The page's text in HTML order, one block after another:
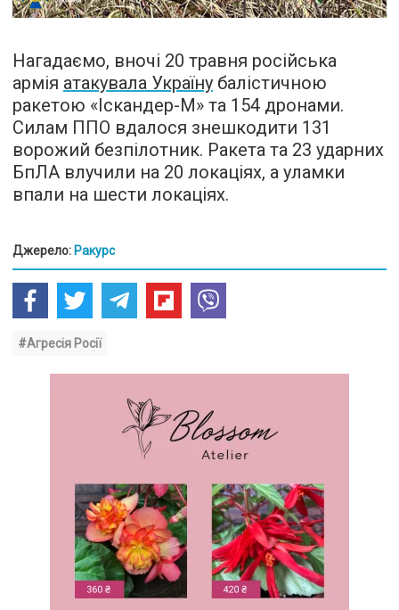
Нагадаємо, вночі 20 травня російська
армія атакувала Україну балістичною
ракетою «Іскандер-М» та 154 дронами.
Силам ППО вдалося знешкодити 131
ворожий безпілотник. Ракета та 23 ударних
БпЛА влучили на 20 локаціях, а уламки
впали на шести локаціях.
Джерело: Ракурс
#Агресія Росії